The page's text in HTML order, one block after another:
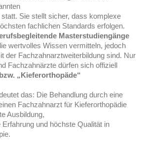
Sie stellt sicher, dass komplexe
fachlichen Standards erfolgen.
Masterstudiengänge
der Fachzahnarztweiterbildung sind. Nur
„Kieferorthopäde“
das: Die Behandlung durch eine
Fachzahnarzt für Kieferorthopädie
Ausbildung,
und höchste Qualität in